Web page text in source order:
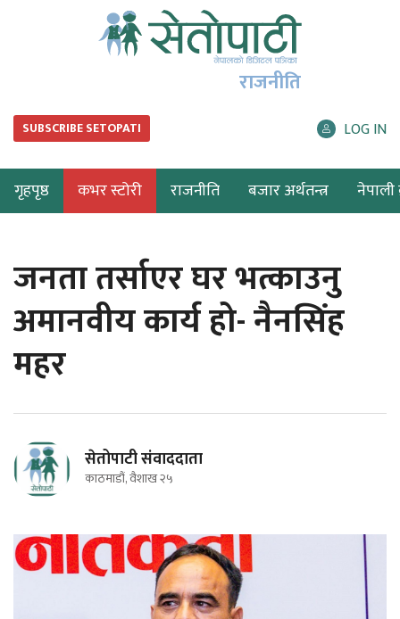
राजनीति
SUBSCRIBE SETOPATI LOG IN
गृहपृष्ठ कभर स्टोरी राजनीति बजार अर्थतन्त्र नेपाली
जनता तर्साएर घर भत्काउनु
अमानवीय कार्य हो- नैनसिंह
महर
सेतोपाटी संवाददाता
काठमाडौं, वैशाख २५